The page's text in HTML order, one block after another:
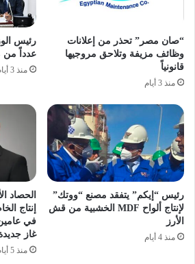
“صان مصر” تحذر من إعلانات
وظائف مزيفة وتلاحق مروجيها
قانونياً
منذ 3 أيام
رئيس
عدداً من
منذ 3 أيام
رئيس “إيكم” يتفقد مصنع “ووتك”
لإنتاج ألواح MDF الخشبية من قش
الأرز
منذ 4 أيام
الحصاد
إنتاج
غاز
منذ 5 أيام